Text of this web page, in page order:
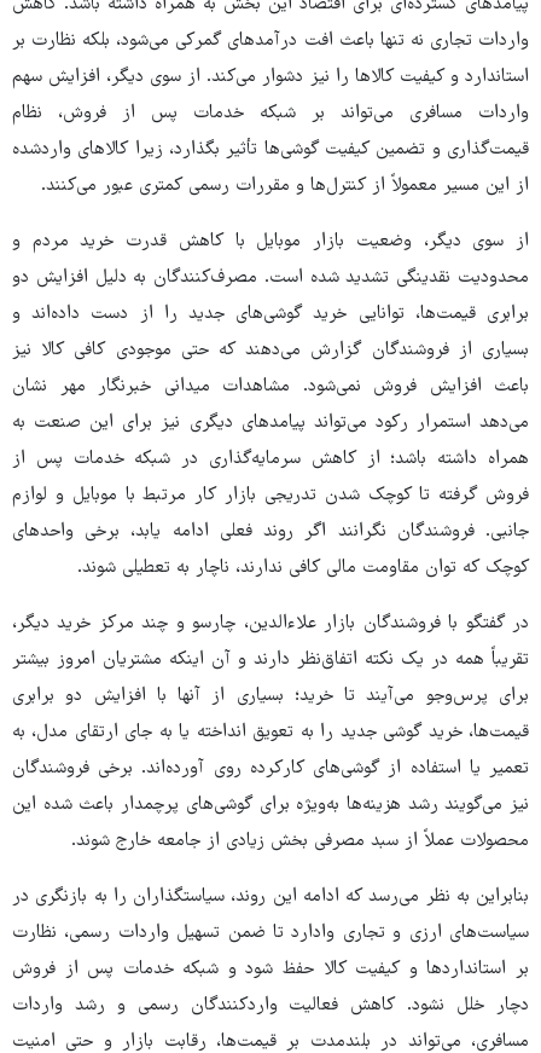
پیامدهای گسترده‌ای برای اقتصاد این بخش به همراه داشته باشد. کاهش
واردات تجاری نه تنها باعث افت درآمدهای گمرکی می‌شود، بلکه نظارت بر
استاندارد و کیفیت کالاها را نیز دشوار می‌کند. از سوی دیگر، افزایش سهم
واردات مسافری می‌تواند بر شبکه خدمات پس از فروش، نظام
قیمت‌گذاری و تضمین کیفیت گوشی‌ها تأثیر بگذارد، زیرا کالاهای واردشده
از این مسیر معمولاً از کنترل‌ها و مقررات رسمی کمتری عبور می‌کنند.
از سوی دیگر، وضعیت بازار موبایل با کاهش قدرت خرید مردم و
محدودیت نقدینگی تشدید شده است. مصرف‌کنندگان به دلیل افزایش دو
برابری قیمت‌ها، توانایی خرید گوشی‌های جدید را از دست داده‌اند و
بسیاری از فروشندگان گزارش می‌دهند که حتی موجودی کافی کالا نیز
باعث افزایش فروش نمی‌شود. مشاهدات میدانی خبرنگار مهر نشان
می‌دهد استمرار رکود می‌تواند پیامدهای دیگری نیز برای این صنعت به
همراه داشته باشد؛ از کاهش سرمایه‌گذاری در شبکه خدمات پس از
فروش گرفته تا کوچک شدن تدریجی بازار کار مرتبط با موبایل و لوازم
جانبی. فروشندگان نگرانند اگر روند فعلی ادامه یابد، برخی واحدهای
کوچک که توان مقاومت مالی کافی ندارند، ناچار به تعطیلی شوند.
در گفتگو با فروشندگان بازار علاءالدین، چارسو و چند مرکز خرید دیگر،
تقریباً همه در یک نکته اتفاق‌نظر دارند و آن اینکه مشتریان امروز بیشتر
برای پرس‌وجو می‌آیند تا خرید؛ بسیاری از آنها با افزایش دو برابری
قیمت‌ها، خرید گوشی جدید را به تعویق انداخته یا به جای ارتقای مدل، به
تعمیر یا استفاده از گوشی‌های کارکرده روی آورده‌اند. برخی فروشندگان
نیز می‌گویند رشد هزینه‌ها به‌ویژه برای گوشی‌های پرچمدار باعث شده این
محصولات عملاً از سبد مصرفی بخش زیادی از جامعه خارج شوند.
بنابراین به نظر می‌رسد که ادامه این روند، سیاستگذاران را به بازنگری در
سیاست‌های ارزی و تجاری وادارد تا ضمن تسهیل واردات رسمی، نظارت
بر استانداردها و کیفیت کالا حفظ شود و شبکه خدمات پس از فروش
دچار خلل نشود. کاهش فعالیت واردکنندگان رسمی و رشد واردات
مسافری، می‌تواند در بلندمدت بر قیمت‌ها، رقابت بازار و حتی امنیت